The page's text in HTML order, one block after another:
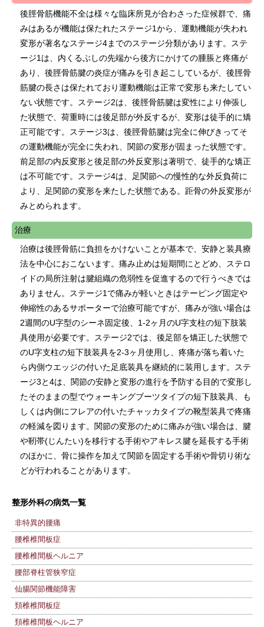
後脛骨筋機能不全は様々な臨床所見が合わさった症候群で、痛
みはあるが機能は保たれたステージ1から、運動機能が失われ
変形が著名なステージ4までのステージ分類があります。ステ
ージ1は、内くるぶしの先端から後方にかけての腫脹と疼痛が
あり、後脛骨筋腱の炎症が痛みを引き起こしているが、後脛骨
筋腱の長さは保たれており運動機能は正常で変形も来たしてい
ない状態です。ステージ2は、後脛骨筋腱は変性により伸張し
た状態で、荷重時には後足部が外反するが、変形は徒手的に矯
正可能です。ステージ3は、後脛骨筋腱は完全に伸びきってそ
の運動機能が完全に失われ、関節の変形が固まった状態です。
前足部の内反変形と後足部の外反変形は著明で、徒手的な矯正
は不可能です。ステージ4は、足関節への慢性的な外反負荷に
より、足関節の変形を来たした状態である。距骨の外反変形が
みとめられます。
治療
治療は後脛骨筋に負担をかけないことが基本で、安静と装具療
法を中心におこないます。痛み止めは短期間にとどめ、ステロ
イドの局所注射は腱組織の危弱性を促進するので行うべきでは
ありません。ステージ1で痛みが軽いときはテーピング固定や
伸縮性のあるサポーターで治療可能ですが、痛みが強い場合は
2週間のU字型のシーネ固定後、1-2ヶ月のU字支柱の短下肢装
具使用が必要です。ステージ2では、後足部を矯正した状態で
のU字支柱の短下肢装具を2-3ヶ月使用し、疼痛が落ち着いた
ら内側ウエッジの付いた足底装具を継続的に装用します。ステ
ージ3と4は、関節の安静と変形の進行を予防する目的で変形し
たそのままの型でウォーキングブーツタイプの短下肢装具、も
しくは内側にフレアの付いたチャッカタイプの靴型装具で疼痛
の軽減を図ります。関節の変形のために痛みが強い場合は、腱
や靭帯(じんたい)を移行する手術やアキレス腱を延長する手術
のほかに、骨に操作を加えて関節を固定する手術や骨切り術な
どが行われることがあります。
整形外科の病気一覧
非特異的腰痛
腰椎椎間板症
腰椎椎間板ヘルニア
腰部脊柱管狭窄症
仙腸関節機能障害
頚椎椎間板症
頚椎椎間板ヘルニア